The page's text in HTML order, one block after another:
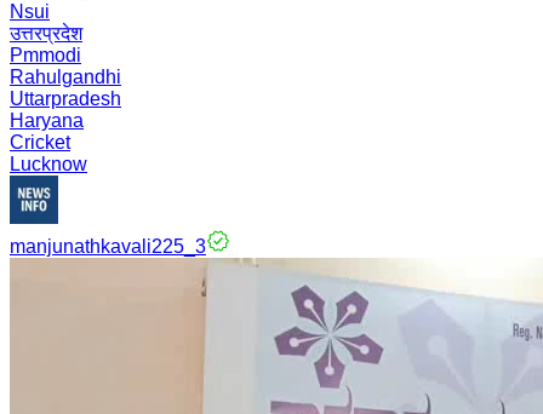
Nsui
उत्तरप्रदेश
Pmmodi
Rahulgandhi
Uttarpradesh
Haryana
Cricket
Lucknow
manjunathkavali225_3